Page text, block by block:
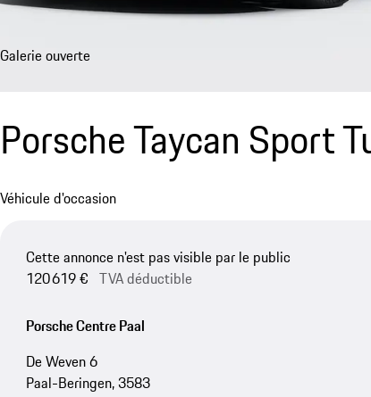
Galerie ouverte
Porsche Taycan Sport
Véhicule d'occasion
Cette annonce n'est pas visible par le public
120 619 € TVA déductible
Porsche Centre Paal
De Weven 6
Paal-Beringen, 3583